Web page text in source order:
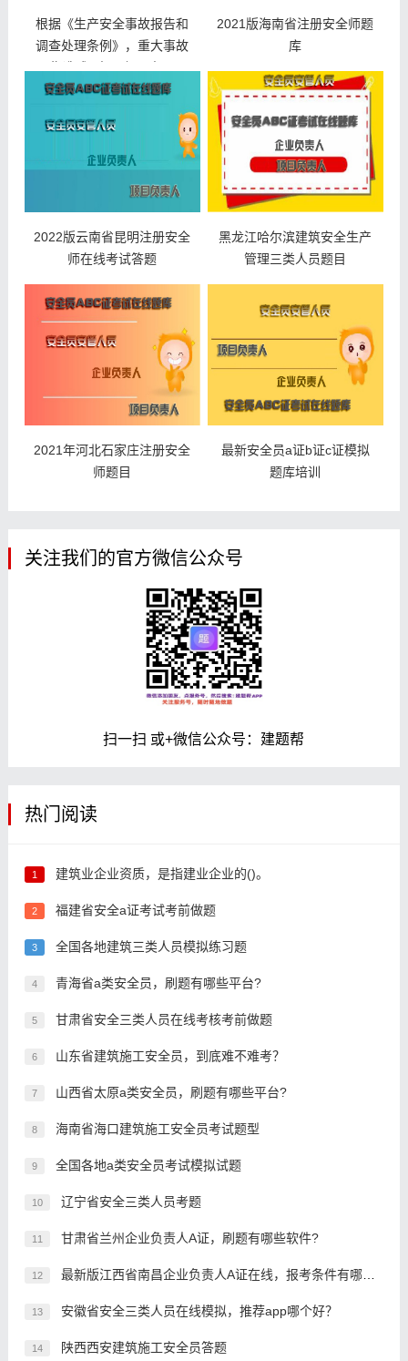
根据《生产安全事故报告和
调查处理条例》，重大事故
是指造成3人以上10人以下
死亡，或者10人以上50人以
下重伤，或者1000万元以上
5000万元以下直接经济损失
的事故。
2021版海南省注册安全师题
库
2022版云南省昆明注册安全
师在线考试答题
黑龙江哈尔滨建筑安全生产
管理三类人员题目
2021年河北石家庄注册安全
师题目
最新安全员a证b证c证模拟
题库培训
关注我们的官方微信公众号
扫一扫 或+微信公众号：建题帮
热门阅读
1 建筑业企业资质，是指建业企业的()。
2 福建省安全a证考试考前做题
3 全国各地建筑三类人员模拟练习题
4 青海省a类安全员，刷题有哪些平台?
5 甘肃省安全三类人员在线考核考前做题
6 山东省建筑施工安全员，到底难不难考？
7 山西省太原a类安全员，刷题有哪些平台?
8 海南省海口建筑施工安全员考试题型
9 全国各地a类安全员考试模拟试题
10 辽宁省安全三类人员考题
11 甘肃省兰州企业负责人A证，刷题有哪些软件?
12 最新版江西省南昌企业负责人A证在线，报考条件有哪些？
13 安徽省安全三类人员在线模拟，推荐app哪个好？
14 陕西西安建筑施工安全员答题